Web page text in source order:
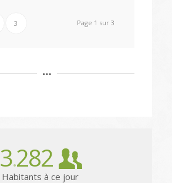
Page 1 sur 3
3
3.282
Habitants à ce jour